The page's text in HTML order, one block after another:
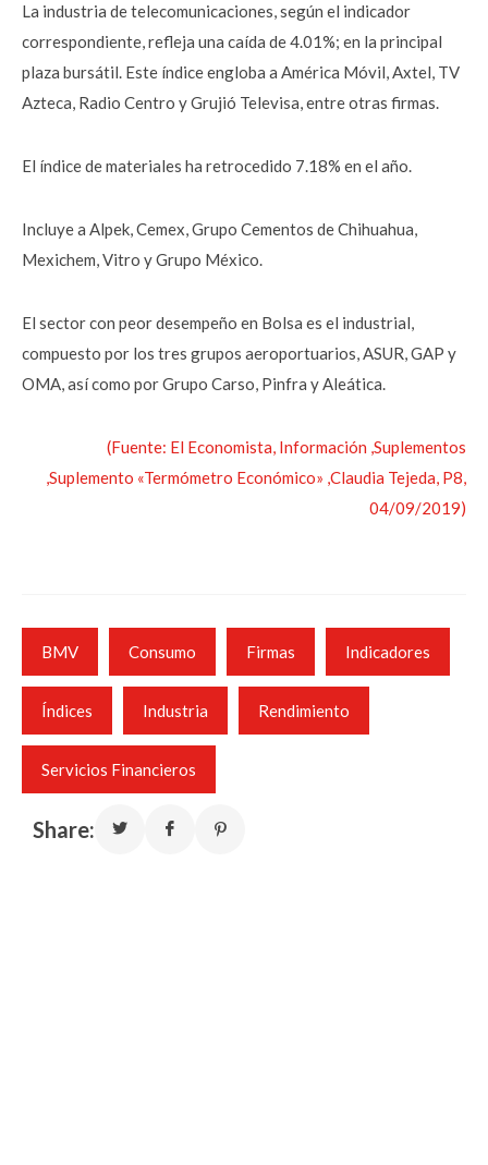
La industria de telecomunicaciones, según el indicador
correspondiente, refleja una caída de 4.01%; en la principal
plaza bursátil. Este índice engloba a América Móvil, Axtel, TV
Azteca, Radio Centro y Grujió Televisa, entre otras firmas.
El índice de materiales ha retrocedido 7.18% en el año.
Incluye a Alpek, Cemex, Grupo Cementos de Chihuahua,
Mexichem, Vitro y Grupo México.
El sector con peor desempeño en Bolsa es el industrial,
compuesto por los tres grupos aeroportuarios, ASUR, GAP y
OMA, así como por Grupo Carso, Pinfra y Aleática.
(Fuente: El Economista, Información ,Suplementos
,Suplemento «Termómetro Económico» ,Claudia Tejeda, P8,
04/09/2019)
BMV Consumo Firmas Indicadores
Índices Industria Rendimiento
Servicios Financieros
Share: